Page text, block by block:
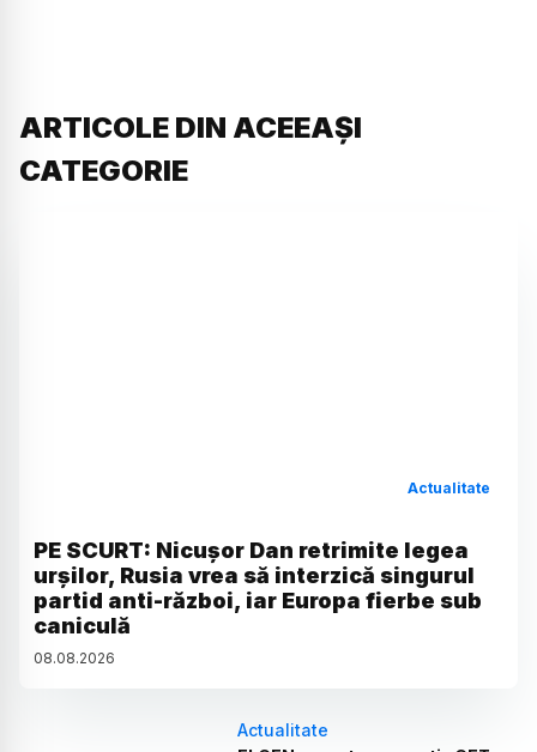
ARTICOLE DIN ACEEAȘI
CATEGORIE
Actualitate
PE SCURT: Nicușor Dan retrimite legea
urșilor, Rusia vrea să interzică singurul
partid anti-război, iar Europa fierbe sub
caniculă
08.08.2026
Actualitate